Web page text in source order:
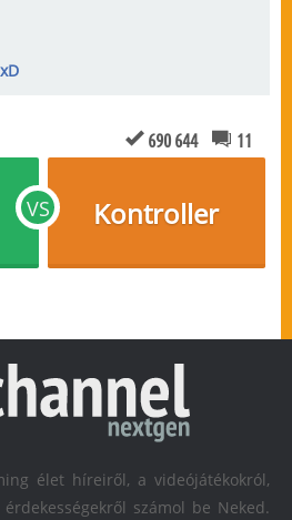
690 644 11
VS Kontroller
élet híreiről, a videójátékokról,
számol be Neked.